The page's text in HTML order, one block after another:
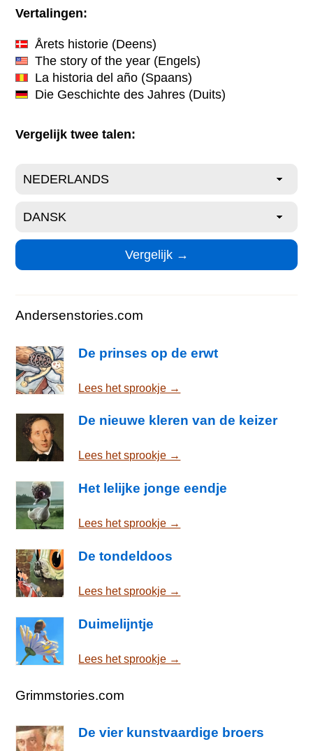
Vertalingen:
Årets historie (Deens)
The story of the year (Engels)
La historia del año (Spaans)
Die Geschichte des Jahres (Duits)
Vergelijk twee talen:
Andersenstories.com
De prinses op de erwt
Lees het sprookje →
De nieuwe kleren van de keizer
Lees het sprookje →
Het lelijke jonge eendje
Lees het sprookje →
De tondeldoos
Lees het sprookje →
Duimelijntje
Lees het sprookje →
Grimmstories.com
De vier kunstvaardige broers